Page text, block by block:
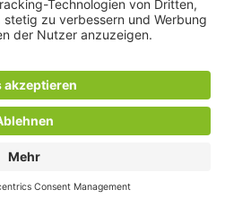
TUO LAVORO!